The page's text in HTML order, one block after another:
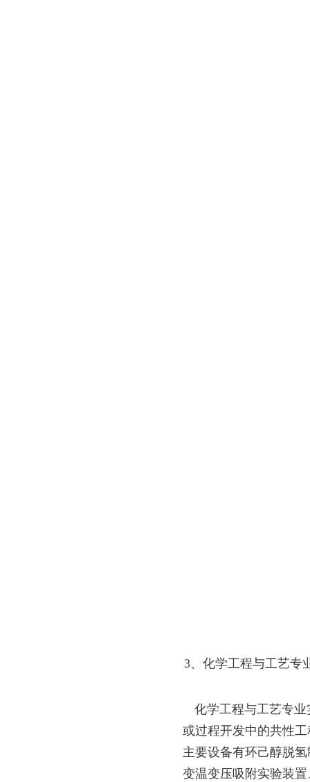
3、化学工程与工艺专
化学工程与工艺专业
或过程开发中的共性
主要设备有环己醇脱
变温变压吸附实验装